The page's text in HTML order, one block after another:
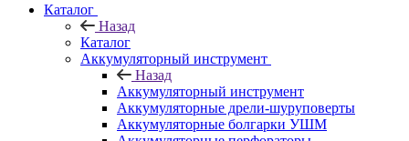
Каталог
Назад
Каталог
Аккумуляторный инструмент
Назад
Аккумуляторный инструмент
Аккумуляторные дрели-шуруповерты
Аккумуляторные болгарки УШМ